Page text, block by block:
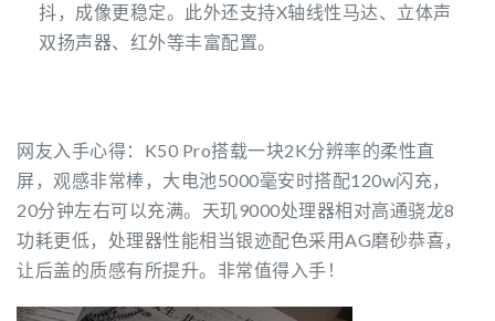
抖，成像更稳定。此外还支持X轴线性马达、立体声
双扬声器、红外等丰富配置。
网友入手心得：K50 Pro搭载一块2K分辨率的柔性直
屏，观感非常棒，大电池5000毫安时搭配120w闪充，
20分钟左右可以充满。天玑9000处理器相对高通骁龙8
功耗更低，处理器性能相当银迹配色采用AG磨砂恭喜，
让后盖的质感有所提升。非常值得入手！